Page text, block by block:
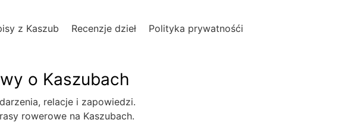
z Kaszub Recenzje dzieł Polityka prywatnośći
o Kaszubach
relacje i zapowiedzi.
rowerowe na Kaszubach.